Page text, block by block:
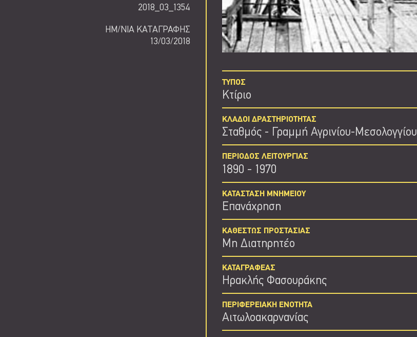
2018_03_1354
ΗΜ/ΝΙΑ ΚΑΤΑΓΡΑΦΗΣ
13/03/2018
ΤΥΠΟΣ
Κτίριο
ΚΛΑΔΟΙ ΔΡΑΣΤΗΡΙΟΤΗΤΑΣ
Σταθμός Γραμμή Αγρινίου-Μεσολογγίου
ΠΕΡΙΟΔΟΣ ΛΕΙΤΟΥΡΓΙΑΣ
1890 - 1970
ΚΑΤΑΣΤΑΣΗ ΜΝΗΜΕΙΟΥ
Επανάχρηση
ΚΑΘΕΣΤΩΣ ΠΡΟΣΤΑΣΙΑΣ
Μη Διατηρητέο
ΚΑΤΑΓΡΑΦΕΑΣ
Ηρακλής Φασουράκης
ΠΕΡΙΦΕΡΕΙΑΚΗ ΕΝΟΤΗΤΑ
Αιτωλοακαρνανίας